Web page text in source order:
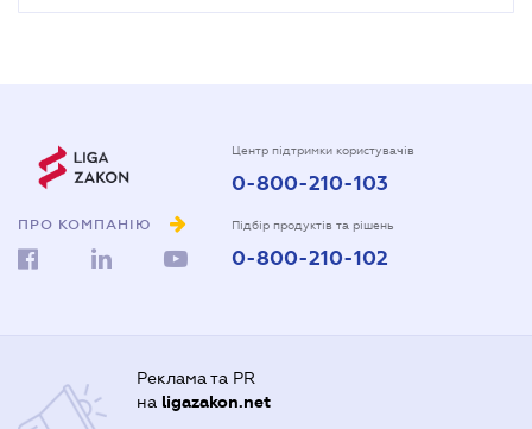
ПРО КОМПАНІЮ
Центр підтримки користувачів
0-800-210-103
Підбір продуктів та рішень
0-800-210-102
Реклама та PR
на ligazakon.net